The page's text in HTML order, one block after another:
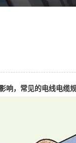
，常见的电线电缆